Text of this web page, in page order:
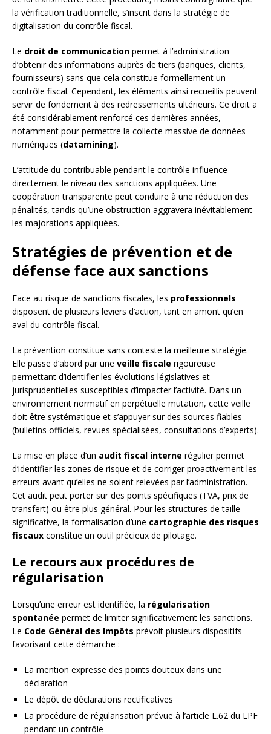
la vérification traditionnelle, s’inscrit dans la stratégie de
digitalisation du contrôle fiscal.
Le droit de communication permet à l’administration
d’obtenir des informations auprès de tiers (banques, clients,
fournisseurs) sans que cela constitue formellement un
contrôle fiscal. Cependant, les éléments ainsi recueillis peuvent
servir de fondement à des redressements ultérieurs. Ce droit a
été considérablement renforcé ces dernières années,
notamment pour permettre la collecte massive de données
numériques (datamining).
L’attitude du contribuable pendant le contrôle influence
directement le niveau des sanctions appliquées. Une
coopération transparente peut conduire à une réduction des
pénalités, tandis qu’une obstruction aggravera inévitablement
les majorations appliquées.
Stratégies de prévention et de
défense face aux sanctions
Face au risque de sanctions fiscales, les professionnels
disposent de plusieurs leviers d’action, tant en amont qu’en
aval du contrôle fiscal.
La prévention constitue sans conteste la meilleure stratégie.
Elle passe d’abord par une veille fiscale rigoureuse
permettant d’identifier les évolutions législatives et
jurisprudentielles susceptibles d’impacter l’activité. Dans un
environnement normatif en perpétuelle mutation, cette veille
doit être systématique et s’appuyer sur des sources fiables
(bulletins officiels, revues spécialisées, consultations d’experts).
La mise en place d’un audit fiscal interne régulier permet
d’identifier les zones de risque et de corriger proactivement les
erreurs avant qu’elles ne soient relevées par l’administration.
Cet audit peut porter sur des points spécifiques (TVA, prix de
transfert) ou être plus général. Pour les structures de taille
significative, la formalisation d’une cartographie des risques
fiscaux constitue un outil précieux de pilotage.
Le recours aux procédures de
régularisation
Lorsqu’une erreur est identifiée, la régularisation
spontanée permet de limiter significativement les sanctions.
Le Code Général des Impôts prévoit plusieurs dispositifs
favorisant cette démarche :
La mention expresse des points douteux dans une
déclaration
Le dépôt de déclarations rectificatives
La procédure de régularisation prévue à l’article L.62 du LPF
pendant un contrôle